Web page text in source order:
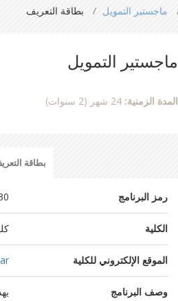
ماجستير التمويل بطاقة التعريف
ماجستير التمويل
المدة الزمنية: 24 شهر (2 سنوات)
بطاقة
رمز البرنامج
الكلية
الموقع الإلكتروني للكلية
وصف البرنامج